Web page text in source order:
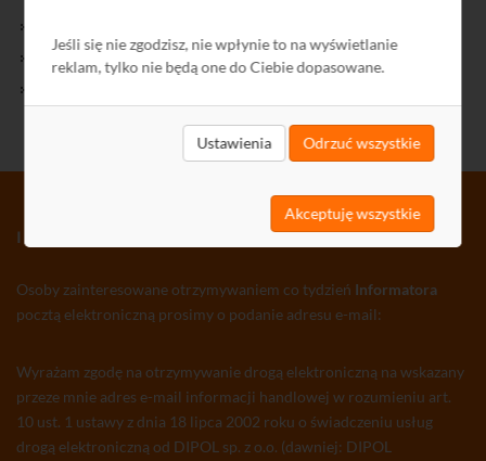
Jeśli się nie zgodzisz, nie wpłynie to na wyświetlanie
reklam, tylko nie będą one do Ciebie dopasowane.
Ustawienia Odrzuć wszystkie
Akceptuję wszystkie
Polityka Prywatności
INFORMATOR TV-SAT CCTV WLAN
Osoby zainteresowane otrzymywaniem co tydzień Informatora
pocztą elektroniczną prosimy o podanie adresu e-mail:
Wyrażam zgodę na otrzymywanie drogą elektroniczną na wskazany
przeze mnie adres e-mail informacji handlowej w rozumieniu art.
10 ust. 1 ustawy z dnia 18 lipca 2002 roku o świadczeniu usług
drogą elektroniczną od DIPOL sp. z o.o. (dawniej: DIPOL